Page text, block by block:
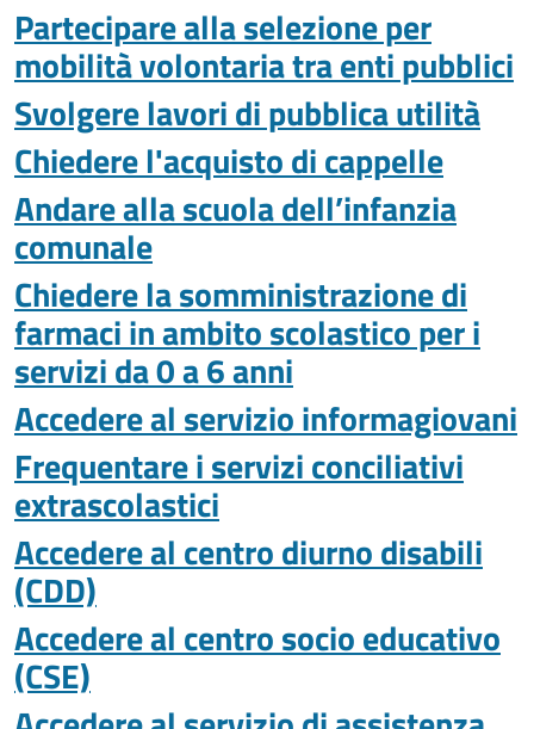
Partecipare alla selezione per
mobilità volontaria tra enti pubblici
Svolgere lavori di pubblica utilità
Chiedere l'acquisto di cappelle
Andare alla scuola dell’infanzia
comunale
Chiedere la somministrazione di
farmaci in ambito scolastico per i
servizi da 0 a 6 anni
Accedere al servizio informagiovani
Frequentare i servizi conciliativi
extrascolastici
Accedere al centro diurno disabili
(CDD)
Accedere al centro socio educativo
(CSE)